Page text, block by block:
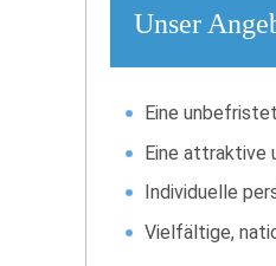
Unser
Eine
Eine attraktive
Individuelle
Vielfältige,